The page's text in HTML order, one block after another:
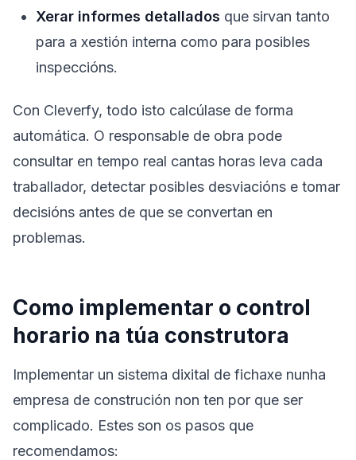
Xerar informes detallados que sirvan tanto
para a xestión interna como para posibles
inspeccións.
Con Cleverfy, todo isto calcúlase de forma
automática. O responsable de obra pode
consultar en tempo real cantas horas leva cada
traballador, detectar posibles desviacións e tomar
decisións antes de que se convertan en
problemas.
Como implementar o control
horario na túa construtora
Implementar un sistema dixital de fichaxe nunha
empresa de construción non ten por que ser
complicado. Estes son os pasos que
recomendamos: